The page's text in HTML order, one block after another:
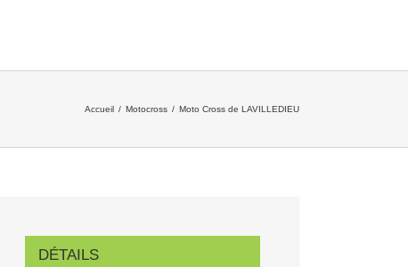
Accueil / Motocross / Moto Cross de LAVILLEDIEU
DÉTAILS